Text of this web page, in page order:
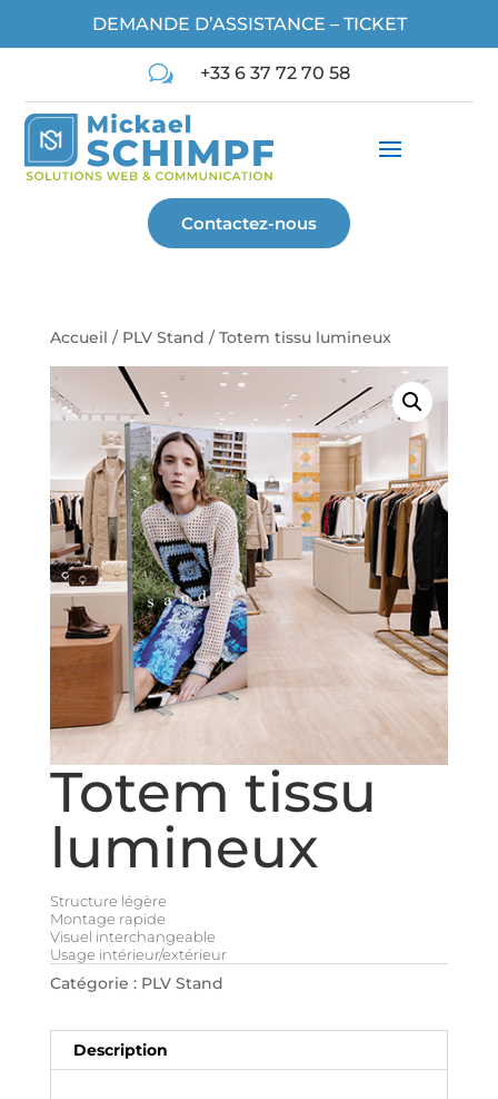
DEMANDE D’ASSISTANCE – TICKET
w +33 6 37 72 70 58
Contactez-nous
Accueil / PLV Stand / Totem tissu lumineux
Totem tissu
lumineux
Structure légère
Montage rapide
Visuel interchangeable
Usage intérieur/extérieur
Catégorie : PLV Stand
Description